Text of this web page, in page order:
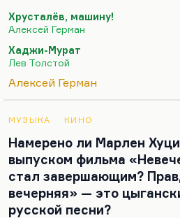
быть ни с Шамилем, ни с
они так запараллелены оба:
упоенные собственной
собственными новыми
они совершенно не годятся
союзники, потому что
ответственность Хаджи-
достаточно оригинальный
талантливый — не…
Хрусталёв, машину!
Алексей Герман
Хаджи-Мурат
Лев Толстой
Алексей Герман
МУЗЫКА КИНО
Намерено ли Марлен
выпуском фильма
стал завершающим?
вечерняя» — это
русской песни?